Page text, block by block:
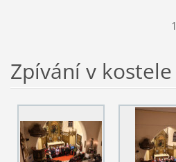
1
Zpívání v kostele